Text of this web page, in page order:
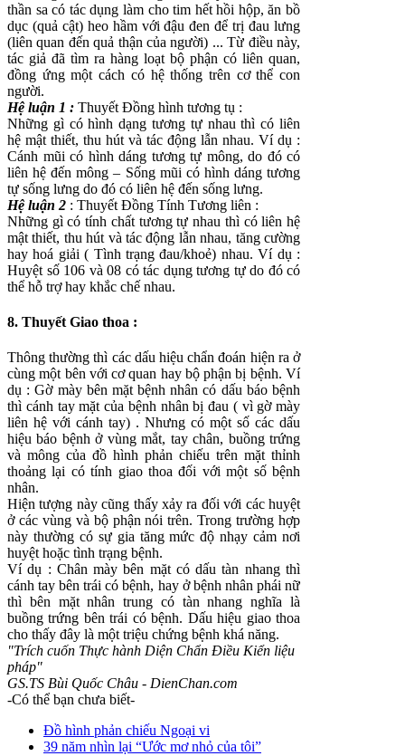
thần sa có tác dụng làm cho tim hết hồi hộp, ăn bồ
dục (quả cật) heo hầm với đậu đen để trị đau lưng
(liên quan đến quả thận của người) ... Từ điều này,
tác giả đã tìm ra hàng loạt bộ phận có liên quan,
đồng ứng một cách có hệ thống trên cơ thể con
người.
Hệ luận 1 : Thuyết Đồng hình tương tụ :
Những gì có hình dạng tương tự nhau thì có liên
hệ mật thiết, thu hút và tác động lẫn nhau. Ví dụ :
Cánh mũi có hình dáng tương tự mông, do đó có
liên hệ đến mông – Sống mũi có hình dáng tương
tự sống lưng do đó có liên hệ đến sống lưng.
Hệ luận 2 : Thuyết Đồng Tính Tương liên :
Những gì có tính chất tương tự nhau thì có liên hệ
mật thiết, thu hút và tác động lẫn nhau, tăng cường
hay hoá giải ( Tình trạng đau/khoẻ) nhau. Ví dụ :
Huyệt số 106 và 08 có tác dụng tương tự do đó có
thể hỗ trợ hay khắc chế nhau.
8. Thuyết Giao thoa :
Thông thường thì các dấu hiệu chẩn đoán hiện ra ở
cùng một bên với cơ quan hay bộ phận bị bệnh. Ví
dụ : Gờ mày bên mặt bệnh nhân có dấu báo bệnh
thì cánh tay mặt của bệnh nhân bị đau ( vì gờ mày
liên hệ với cánh tay) . Nhưng có một số các dấu
hiệu báo bệnh ở vùng mắt, tay chân, buồng trứng
và mông của đồ hình phản chiếu trên mặt thỉnh
thoảng lại có tính giao thoa đối với một số bệnh
nhân.
Hiện tượng này cũng thấy xảy ra đối với các huyệt
ở các vùng và bộ phận nói trên. Trong trường hợp
này thường có sự gia tăng mức độ nhạy cảm nơi
huyệt hoặc tình trạng bệnh.
Ví dụ : Chân mày bên mặt có dấu tàn nhang thì
cánh tay bên trái có bệnh, hay ở bệnh nhân phái nữ
thì bên mặt nhân trung có tàn nhang nghĩa là
buồng trứng bên trái có bệnh. Dấu hiệu giao thoa
cho thấy đây là một triệu chứng bệnh khá năng.
"Trích cuốn Thực hành Diện Chẩn Điều Kiển liệu
pháp"
GS.TS Bùi Quốc Châu - DienChan.com
-Có thể bạn chưa biết-
Đồ hình phản chiếu Ngoại vi
39 năm nhìn lại “Ước mơ nhỏ của tôi”